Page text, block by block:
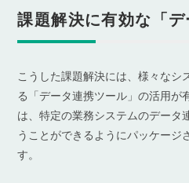
課題解決に有効な「デ
こうした課題解決には、様々なシ
る「データ連携ツール」の活用が
は、特定の業務システムのデータ
うことができるようにパッケージ
す。